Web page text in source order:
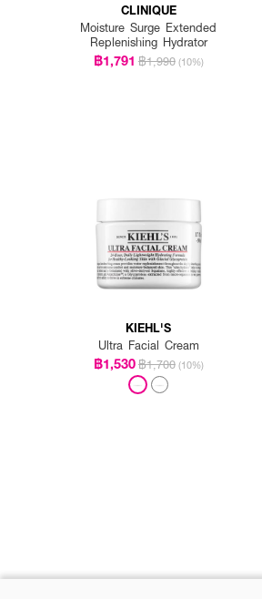
CLINIQUE
Moisture Surge Extended
Replenishing Hydrator
฿1,791 ฿1,990 (10%)
KIEHL'S
Ultra Facial Cream
฿1,530฿1,700 (10%)